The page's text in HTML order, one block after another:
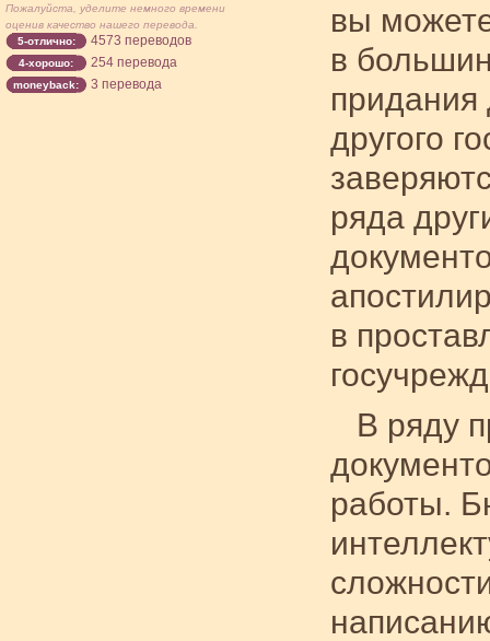
Пожалуйста, уделите немного времени
оценив качество нашего перевода.
5-отлично:
4573 переводов
4-хорошо: 254 перевода
moneyback: 3 перевода
вы
в
придания
другого
ряда
в
В ряду
работы.